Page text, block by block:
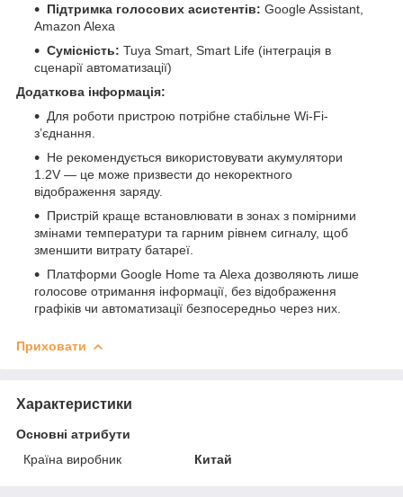
Підтримка голосових асистентів: Google Assistant,
Amazon Alexa
Сумісність: Tuya Smart, Smart Life (інтеграція в
сценарії автоматизації)
Додаткова інформація:
Для роботи пристрою потрібне стабільне Wi-Fi-
з’єднання.
Не рекомендується використовувати акумулятори
1.2V — це може призвести до некоректного
відображення заряду.
Пристрій краще встановлювати в зонах з помірними
змінами температури та гарним рівнем сигналу, щоб
зменшити витрату батареї.
Платформи Google Home та Alexa дозволяють лише
голосове отримання інформації, без відображення
графіків чи автоматизації безпосередньо через них.
Приховати
Характеристики
Основні атрибути
Країна виробник
Китай